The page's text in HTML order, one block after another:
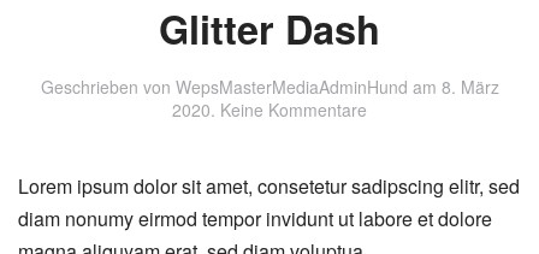
Glitter Dash
Geschrieben von WepsMasterMediaAdminHund am 8. März
2020. Keine Kommentare
Lorem ipsum dolor sit amet, consetetur sadipscing elitr, sed
diam nonumy eirmod tempor invidunt ut labore et dolore